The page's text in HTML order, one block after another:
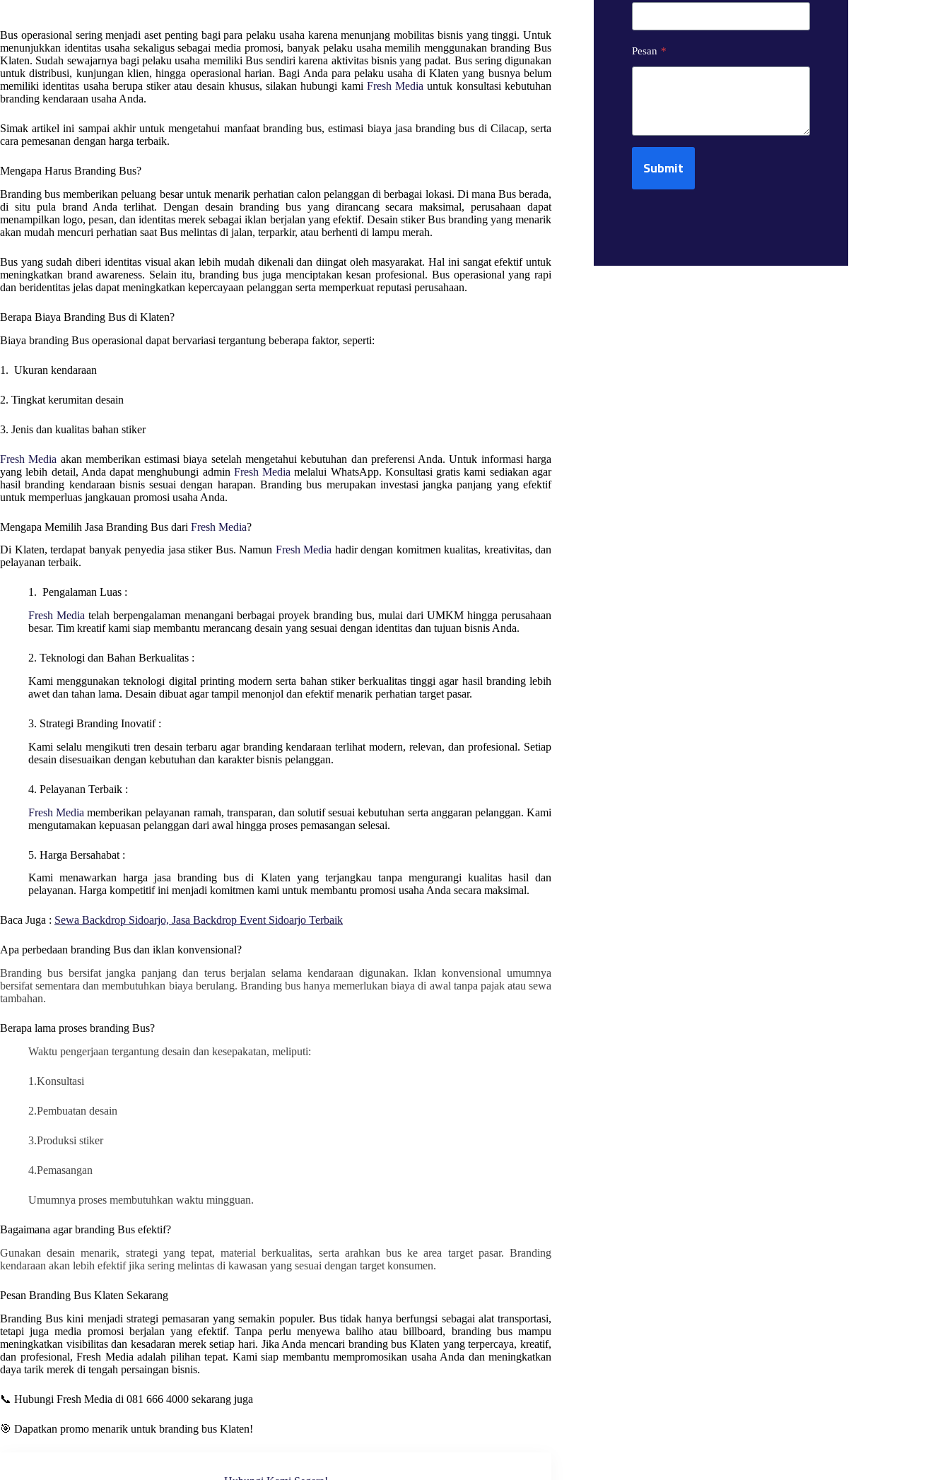
Bus operasional sering menjadi aset penting bagi para pelaku usaha karena menunjang mobilitas bisnis yang tinggi. Untuk
menunjukkan identitas usaha sekaligus sebagai media promosi, banyak pelaku usaha memilih menggunakan branding Bus
Klaten. Sudah sewajarnya bagi pelaku usaha memiliki Bus sendiri karena aktivitas bisnis yang padat. Bus sering digunakan
untuk distribusi, kunjungan klien, hingga operasional harian. Bagi Anda para pelaku usaha di Klaten yang busnya belum
memiliki identitas usaha berupa stiker atau desain khusus, silakan hubungi kami Fresh Media untuk konsultasi kebutuhan
branding kendaraan usaha Anda.
Simak artikel ini sampai akhir untuk mengetahui manfaat branding bus, estimasi biaya jasa branding bus di Cilacap, serta
cara pemesanan dengan harga terbaik.
Mengapa Harus Branding Bus?
Branding bus memberikan peluang besar untuk menarik perhatian calon pelanggan di berbagai lokasi. Di mana Bus berada,
di situ pula brand Anda terlihat. Dengan desain branding bus yang dirancang secara maksimal, perusahaan dapat
menampilkan logo, pesan, dan identitas merek sebagai iklan berjalan yang efektif. Desain stiker Bus branding yang menarik
akan mudah mencuri perhatian saat Bus melintas di jalan, terparkir, atau berhenti di lampu merah.
Bus yang sudah diberi identitas visual akan lebih mudah dikenali dan diingat oleh masyarakat. Hal ini sangat efektif untuk
meningkatkan brand awareness. Selain itu, branding bus juga menciptakan kesan profesional. Bus operasional yang rapi
dan beridentitas jelas dapat meningkatkan kepercayaan pelanggan serta memperkuat reputasi perusahaan.
Berapa Biaya Branding Bus di Klaten?
Biaya branding Bus operasional dapat bervariasi tergantung beberapa faktor, seperti:
1. Ukuran kendaraan
2. Tingkat kerumitan desain
3. Jenis dan kualitas bahan stiker
Fresh Media akan memberikan estimasi biaya setelah mengetahui kebutuhan dan preferensi Anda. Untuk informasi harga
yang lebih detail, Anda dapat menghubungi admin Fresh Media melalui WhatsApp. Konsultasi gratis kami sediakan agar
hasil branding kendaraan bisnis sesuai dengan harapan. Branding bus merupakan investasi jangka panjang yang efektif
untuk memperluas jangkauan promosi usaha Anda.
Mengapa Memilih Jasa Branding Bus dari Fresh Media?
Di Klaten, terdapat banyak penyedia jasa stiker Bus. Namun Fresh Media hadir dengan komitmen kualitas, kreativitas, dan
pelayanan terbaik.
1. Pengalaman Luas :
Fresh Media telah berpengalaman menangani berbagai proyek branding bus, mulai dari UMKM hingga perusahaan
besar. Tim kreatif kami siap membantu merancang desain yang sesuai dengan identitas dan tujuan bisnis Anda.
2. Teknologi dan Bahan Berkualitas :
Kami menggunakan teknologi digital printing modern serta bahan stiker berkualitas tinggi agar hasil branding lebih
awet dan tahan lama. Desain dibuat agar tampil menonjol dan efektif menarik perhatian target pasar.
3. Strategi Branding Inovatif :
Kami selalu mengikuti tren desain terbaru agar branding kendaraan terlihat modern, relevan, dan profesional. Setiap
desain disesuaikan dengan kebutuhan dan karakter bisnis pelanggan.
4. Pelayanan Terbaik :
Fresh Media memberikan pelayanan ramah, transparan, dan solutif sesuai kebutuhan serta anggaran pelanggan. Kami
mengutamakan kepuasan pelanggan dari awal hingga proses pemasangan selesai.
5. Harga Bersahabat :
Kami menawarkan harga jasa branding bus di Klaten yang terjangkau tanpa mengurangi kualitas hasil dan
pelayanan. Harga kompetitif ini menjadi komitmen kami untuk membantu promosi usaha Anda secara maksimal.
Baca Juga : Sewa Backdrop Sidoarjo, Jasa Backdrop Event Sidoarjo Terbaik
Apa perbedaan branding Bus dan iklan konvensional?
Branding bus bersifat jangka panjang dan terus berjalan selama kendaraan digunakan. Iklan konvensional umumnya
bersifat sementara dan membutuhkan biaya berulang. Branding bus hanya memerlukan biaya di awal tanpa pajak atau sewa
tambahan.
Berapa lama proses branding Bus?
Waktu pengerjaan tergantung desain dan kesepakatan, meliputi:
1.Konsultasi
2.Pembuatan desain
3.Produksi stiker
4.Pemasangan
Umumnya proses membutuhkan waktu mingguan.
Bagaimana agar branding Bus efektif?
Gunakan desain menarik, strategi yang tepat, material berkualitas, serta arahkan bus ke area target pasar. Branding
kendaraan akan lebih efektif jika sering melintas di kawasan yang sesuai dengan target konsumen.
Pesan Branding Bus Klaten Sekarang
Branding Bus kini menjadi strategi pemasaran yang semakin populer. Bus tidak hanya berfungsi sebagai alat transportasi,
tetapi juga media promosi berjalan yang efektif. Tanpa perlu menyewa baliho atau billboard, branding bus mampu
meningkatkan visibilitas dan kesadaran merek setiap hari. Jika Anda mencari branding bus Klaten yang terpercaya, kreatif,
dan profesional, Fresh Media adalah pilihan tepat. Kami siap membantu mempromosikan usaha Anda dan meningkatkan
daya tarik merek di tengah persaingan bisnis.
📞 Hubungi Fresh Media di 081 666 4000 sekarang juga
🎯 Dapatkan promo menarik untuk branding bus Klaten!
Pesan *
Submit